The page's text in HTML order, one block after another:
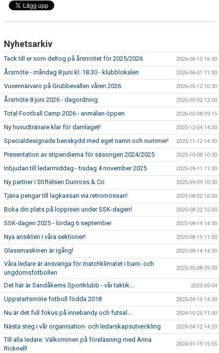
Nyhetsarkiv
Tack till er som deltog på årsmötet för 2025/2026 2026-06-10 16:30
Årsmöte - måndag 8 juni kl. 18.30 - klubblokalen 2026-06-01 11:00
Vuxennärvaro på Grubbevallen våren 2026 2026-05-12 10:30
Årsmöte 8 juni 2026 - dagordning 2026-05-02 12:00
Total Football Camp 2026 - anmälan öppen 2026-02-08 09:15
Ny huvudtränare klar för damlaget! 2025-12-04 14:00
Specialdesignade benskydd med eget namn och nummer! 2025-11-12 14:30
Presentation av stipendierna för säsongen 2024/2025 2025-10-08 10:30
Inbjudan till ledarmiddag - tisdag 4 november 2025 2025-09-11 11:30
Ny partner i Stiftelsen Dunross & Co 2025-09-09 10:30
Tjäna pengar till lagkassan via retromössan! 2025-08-22 16:00
Boka din plats på loppisen under SSK-dagen! 2025-08-22 15:00
SSK-dagen 2025 - lördag 6 september 2025-08-19 14:30
Nya ansikten i våra sektioner! 2025-08-19 11:00
Glassmaskinen är igång! 2025-08-14 14:00
Våra ledare är ansvariga för matchklimatet i barn- och
ungdomsfotbollen
2025-05-08 09:30
Det här är Sandåkerns Sportklubb - vår taktik... 2025-05-04
Uppstartsmöte fotboll födda 2018 2025-04-16 14:30
Nu är det full fokus på innebandy och futsal... 2024-10-25 11:00
Nästa steg i vår organisation- och ledarskapsutveckling 2024-04-12 14:59
Till alla ledare: Välkommen på föreläsning med Anna
Ricknell!
2024-01-19 15:55